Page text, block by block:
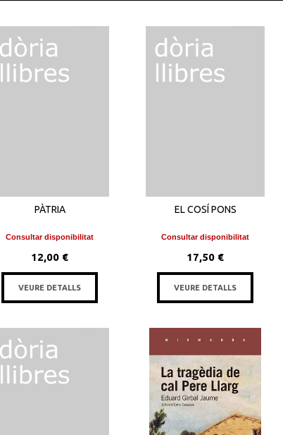
PÀTRIA
Consultar disponibilitat
12,00 €
VEURE DETALLS
EL COSÍ PONS
Consultar disponibilitat
17,50 €
VEURE DETALLS